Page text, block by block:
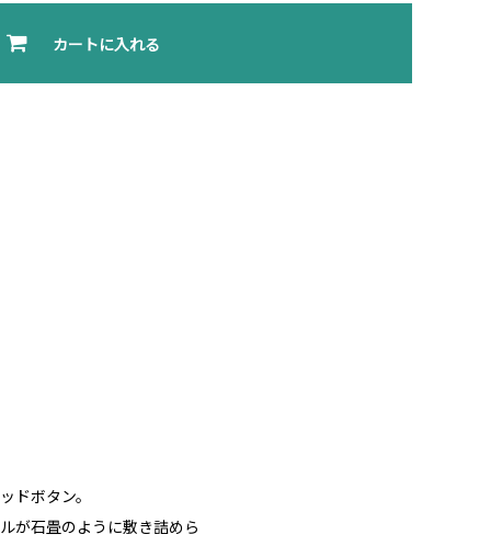
カートに入れる
ドボタン。
が石畳のように敷き詰めら